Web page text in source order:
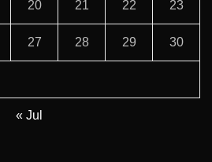
20 21 22 23
27 28 29 30
« Jul